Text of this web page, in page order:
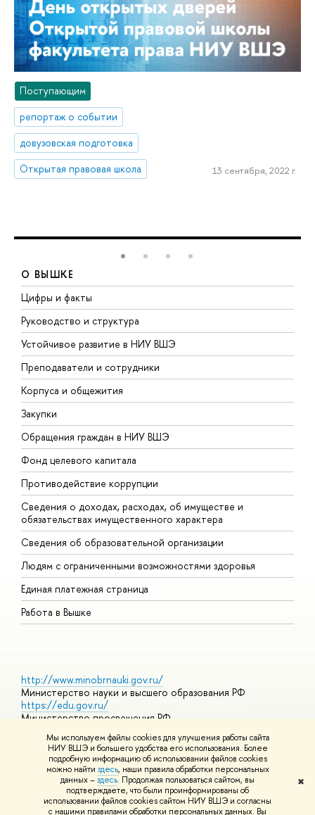
Мы используем файлы cookies для улучшения работы сайта
НИУ ВШЭ и большего удобства его использования. Более
подробную информацию об использовании файлов cookies
можно найти здесь, наши правила обработки персональных
данных –здесь. Продолжая пользоваться сайтом, вы
подтверждаете, что были проинформированы об
использовании файлов cookies сайтом НИУ ВШЭ и согласны
с нашими правилами обработки персональных данных. Вы
✖
Поступающим
репортаж о событии
довузовская подготовка
Открытая правовая школа
13 сентября, 2022 г.
О ВЫШКЕ
Цифры и факты
Руководство и структура
Устойчивое развитие в НИУ ВШЭ
Преподаватели и сотрудники
Корпуса и общежития
Закупки
Обращения граждан в НИУ ВШЭ
Фонд целевого капитала
Противодействие коррупции
Сведения о доходах, расходах, об имуществе и
обязательствах имущественного характера
Сведения об образовательной организации
Людям с ограниченными возможностями здоровья
Единая платежная страница
Работа в Вышке
http://www.minobrnauki.gov.ru/
Министерство науки и высшего образования РФ
https://edu.gov.ru/
Министерство просвещения РФ
https://elearning.hse.ru/mooc
Массовые открытые онлайн-курсы
© НИУ ВШЭ 1993–2026 Адреса и контактыУсловия
использования материалов Политика конфиденциальности